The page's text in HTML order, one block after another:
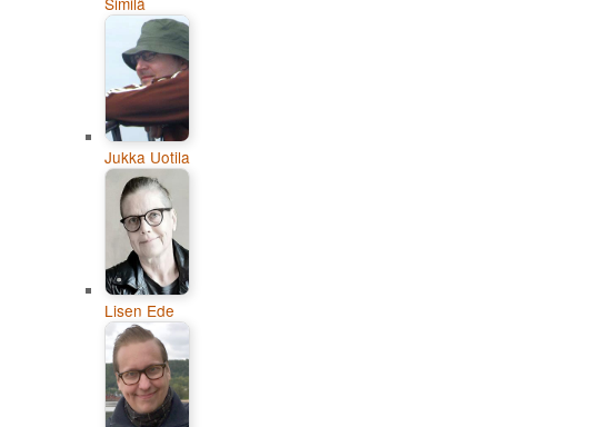
Jukka Uotila
Lisen Ede